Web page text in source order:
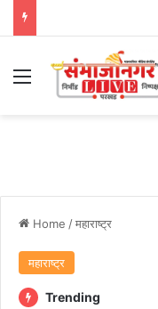
Menu
Home /महाराष्ट्र
महाराष्ट्र
Trending